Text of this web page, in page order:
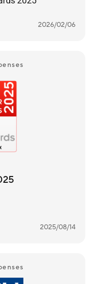
2026/02/06
2025/08/14